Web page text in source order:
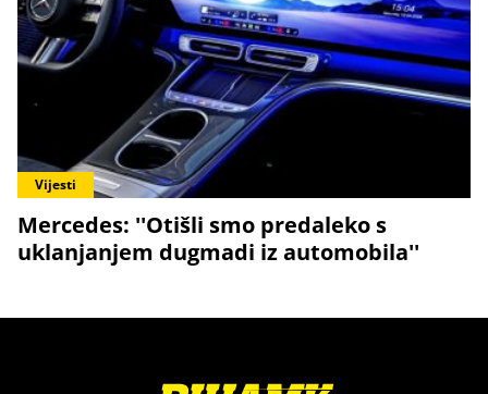
Vijesti
Mercedes: ''Otišli smo predaleko s
uklanjanjem dugmadi iz automobila''